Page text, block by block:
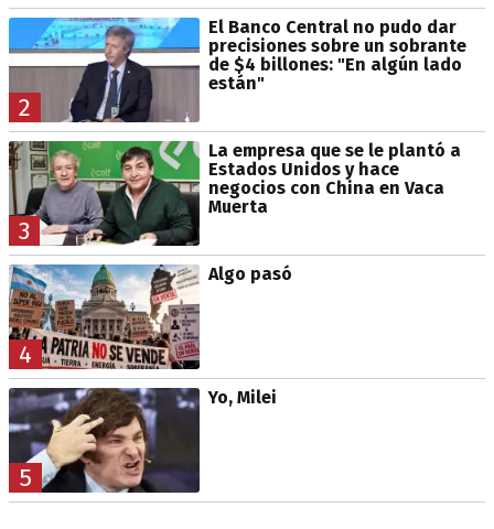
2
El Banco Central no pudo dar
precisiones sobre un sobrante
de $4 billones: "En algún lado
están"
3
La empresa que se le plantó a
Estados Unidos y hace
negocios con China en Vaca
Muerta
4
Algo pasó
5
Yo, Milei